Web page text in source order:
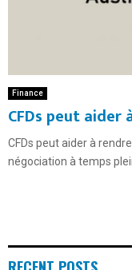
Finance
CFDs peut aider
CFDs peut aider à
négociation à temps